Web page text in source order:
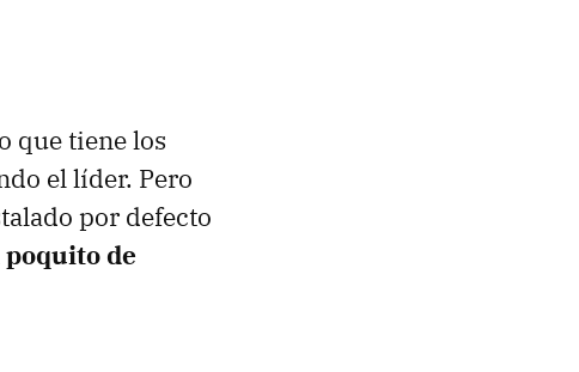
que tiene los
el líder. Pero
por defecto
de